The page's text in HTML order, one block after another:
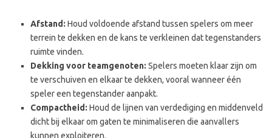
Afstand: Houd voldoende afstand tussen spelers om meer
terrein te dekken en de kans te verkleinen dat tegenstanders
ruimte vinden.
Dekking voor teamgenoten: Spelers moeten klaar zijn om
te verschuiven en elkaar te dekken, vooral wanneer één
speler een tegenstander aanpakt.
Compactheid: Houd de lijnen van verdediging en middenveld
dicht bij elkaar om gaten te minimaliseren die aanvallers
kunnen exploiteren.